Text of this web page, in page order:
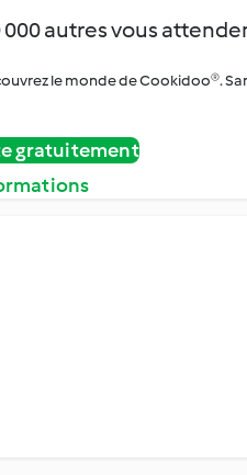
autres vous
le monde de Cookidoo®.
gratuitement